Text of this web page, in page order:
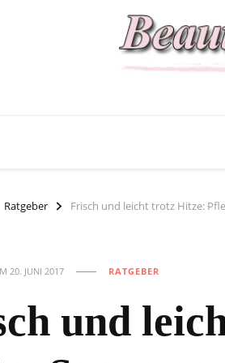
Ratgeber Frisch und leicht trotz Hitze:
20. JUNI 2017 RATGEBER
und